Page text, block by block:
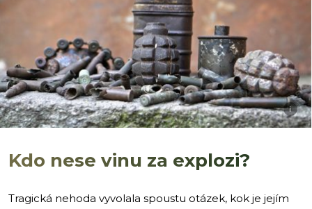
i
Kdo nese vinu za explozi?
Tragická nehoda vyvolala spoustu otázek, kok je jejím